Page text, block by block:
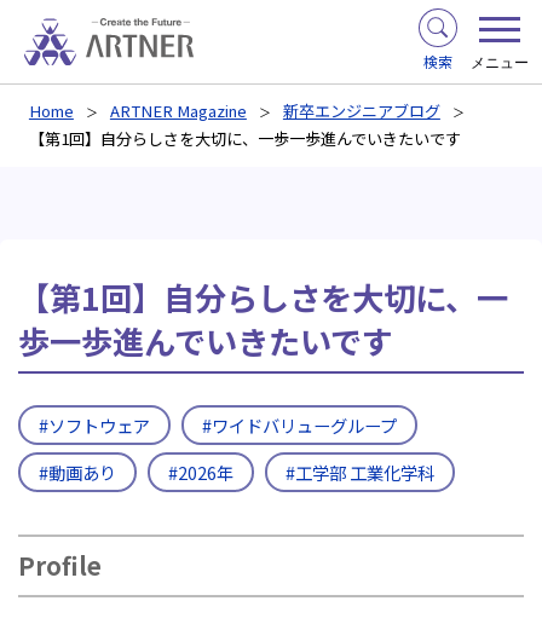
検索 メニュー
Home ARTNER Magazine
新卒エンジニアブログ
【第1回】自分らしさを大切に、一歩一歩進んでいきたいです
【第1回】自分らしさを大切に、一
歩一歩進んでいきたいです
#ソフトウェア
#ワイドバリューグループ
#動画あり
#2026年 #工学部 工業化学科
Profile